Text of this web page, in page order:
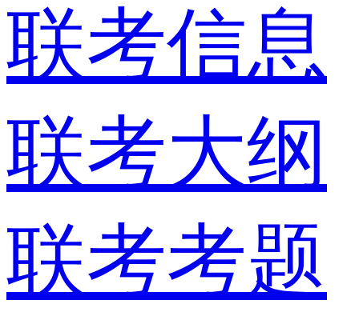
联考信息
联考大纲
联考考题